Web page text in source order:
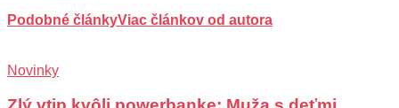
Podobné článkyViac článkov od autora
Novinky